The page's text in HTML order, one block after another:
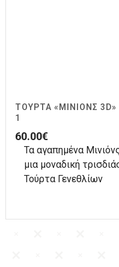
ΤΟΎΡΤΑ «ΜΙΝΙΌΝΣ 3D»
1
60.00€
Τα αγαπημένα
μια μοναδική
Τούρτα Γενεθλίων